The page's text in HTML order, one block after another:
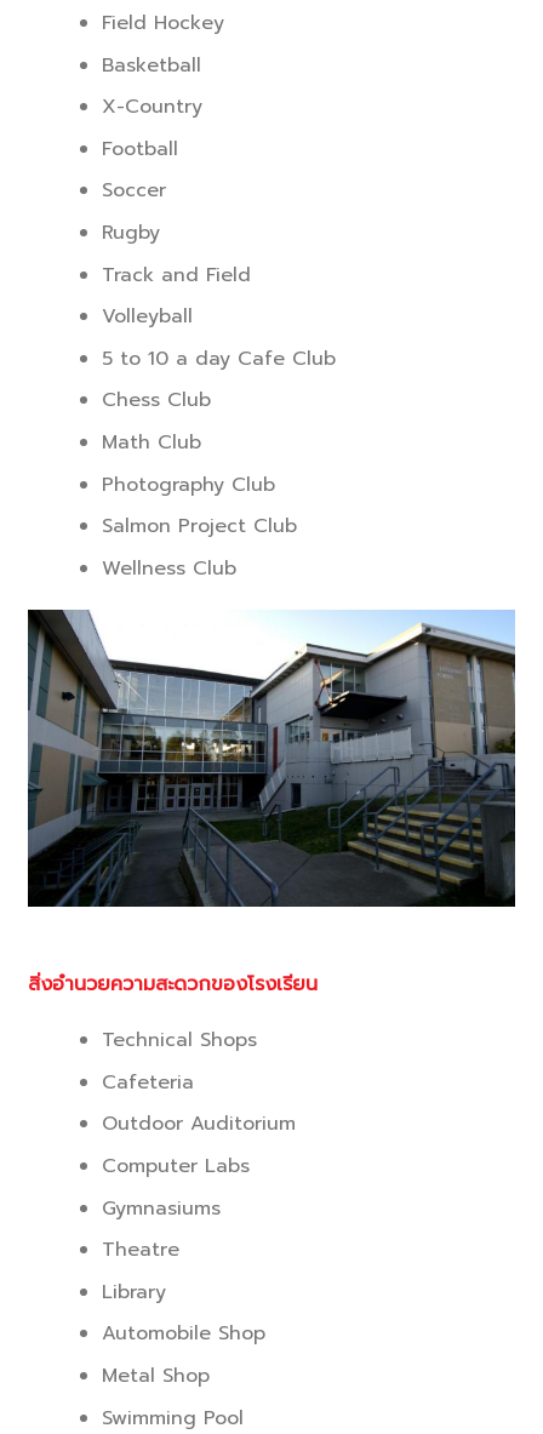
Field Hockey
Basketball
X-Country
Football
Soccer
Rugby
Track and Field
Volleyball
5 to 10 a day Cafe Club
Chess Club
Math Club
Photography Club
Salmon Project Club
Wellness Club
สิ่งอำนวยความสะดวกของโรงเรียน
Technical Shops
Cafeteria
Outdoor Auditorium
Computer Labs
Gymnasiums
Theatre
Library
Automobile Shop
Metal Shop
Swimming Pool